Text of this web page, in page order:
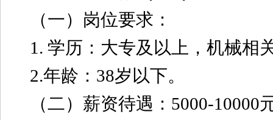
（一）岗位要求：
1. 学历：大专及以上，机械相
2.年龄：38岁以下。
（二）薪资待遇：5000-10000